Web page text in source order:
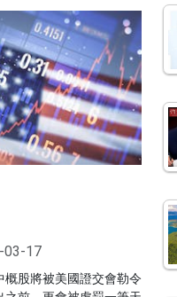
03-17
股將被美國證交會勒令